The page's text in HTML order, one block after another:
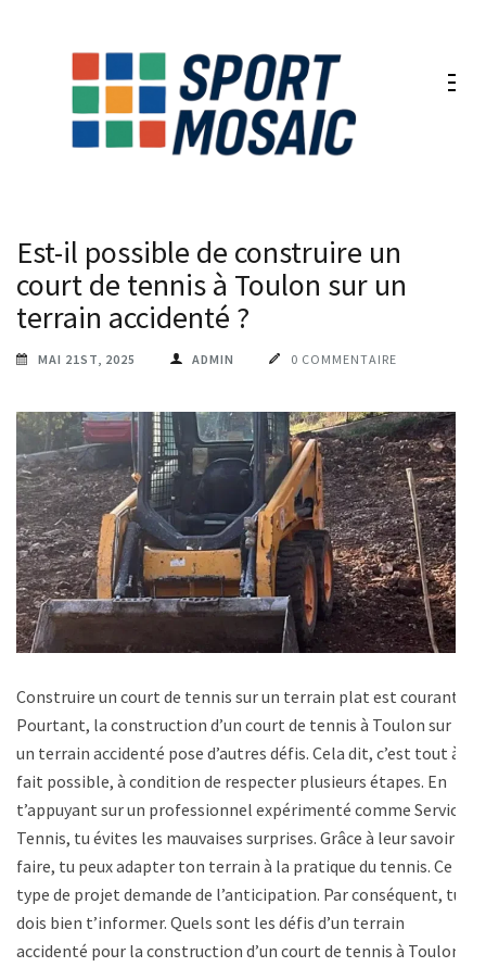
Est-il possible de construire un
court de tennis à Toulon sur un
terrain accidenté ?
MAI 21ST, 2025 ADMIN 0 COMMENTAIRE
Construire un court de tennis sur un terrain plat est courant.
Pourtant, la construction d’un court de tennis à Toulon sur
un terrain accidenté pose d’autres défis. Cela dit, c’est tout à
fait possible, à condition de respecter plusieurs étapes. En
t’appuyant sur un professionnel expérimenté comme Service
Tennis, tu évites les mauvaises surprises. Grâce à leur savoir-
faire, tu peux adapter ton terrain à la pratique du tennis. Ce
type de projet demande de l’anticipation. Par conséquent, tu
dois bien t’informer. Quels sont les défis d’un terrain
accidenté pour la construction d’un court de tennis à Toulon